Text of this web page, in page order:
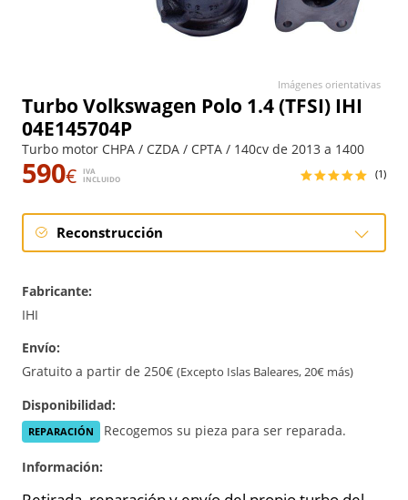
Turbo Volkswagen Polo 1.4 (TFSI) IHI
04E145704P
Turbo motor CHPA / CZDA / CPTA / 140cv de 2013 a 1400
590€
IVA
INCLUIDO
(1)
Reconstrucción
Fabricante:
IHI
Envío:
Gratuito a partir de 250€ (Excepto Islas Baleares, 20€ más)
Disponibilidad:
REPARACIÓN Recogemos su pieza para ser reparada.
Información:
Imágenes orientativas